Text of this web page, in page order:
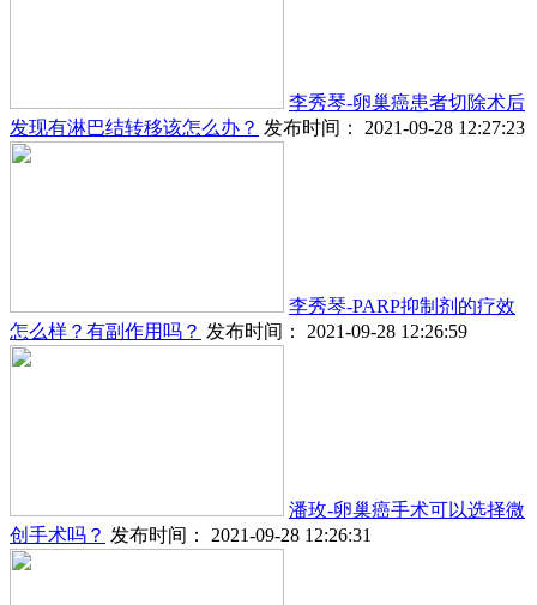
李秀琴-卵巢癌患者切除术后
发现有淋巴结转移该怎么办？ 发布时间： 2021-09-28 12:27:23
李秀琴-PARP抑制剂的疗效
怎么样？有副作用吗？ 发布时间： 2021-09-28 12:26:59
潘玫-卵巢癌手术可以选择微
创手术吗？ 发布时间： 2021-09-28 12:26:31